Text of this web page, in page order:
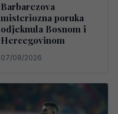
Barbarezova
misteriozna poruka
odjeknula Bosnom i
Hercegovinom
07/08/2026